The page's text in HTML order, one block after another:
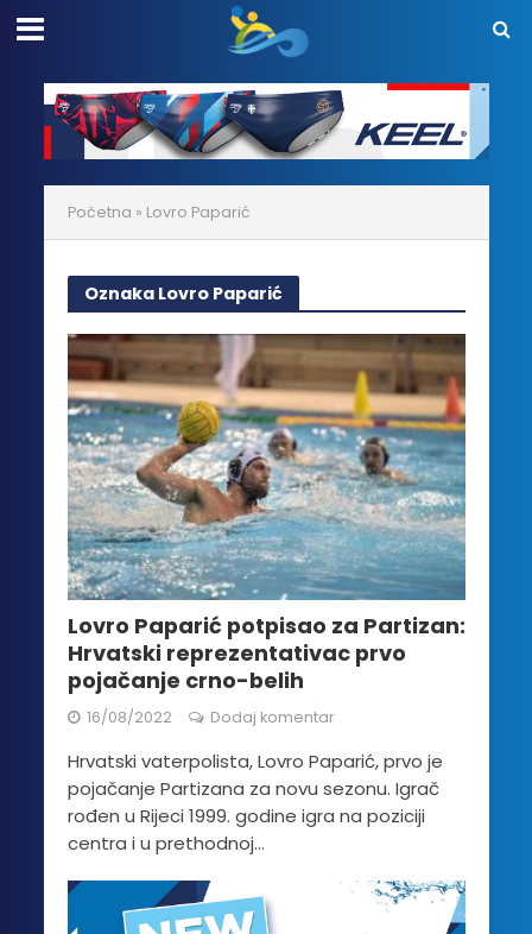
Početna » Lovro Paparić
Oznaka Lovro Paparić
Lovro Paparić potpisao za Partizan:
Hrvatski reprezentativac prvo
pojačanje crno-belih
16/08/2022 Dodaj komentar
Hrvatski vaterpolista, Lovro Paparić, prvo je
pojačanje Partizana za novu sezonu. Igrač
rođen u Rijeci 1999. godine igra na poziciji
centra i u prethodnoj...